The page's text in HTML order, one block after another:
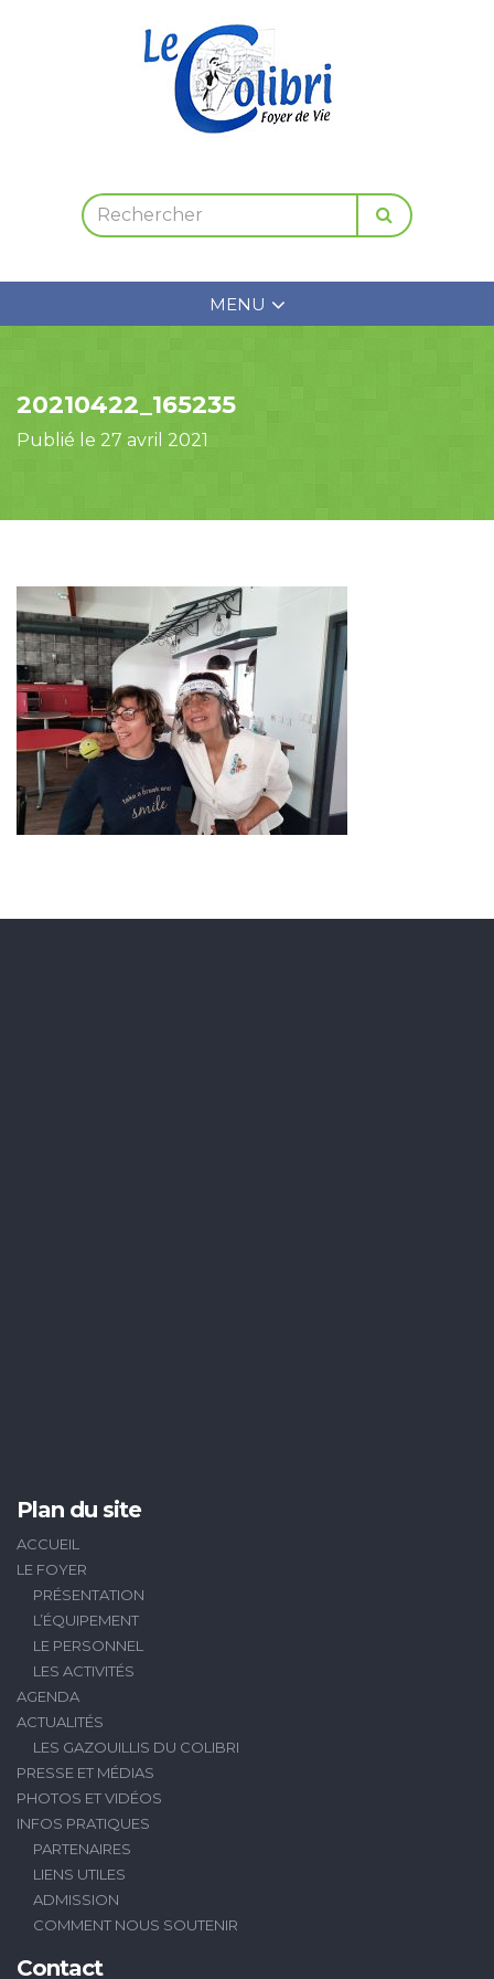
MENU
20210422_165235
Publié le 27 avril 2021
Plan du site
ACCUEIL
LE FOYER
PRÉSENTATION
L’ÉQUIPEMENT
LE PERSONNEL
LES ACTIVITÉS
AGENDA
ACTUALITÉS
LES GAZOUILLIS DU COLIBRI
PRESSE ET MÉDIAS
PHOTOS ET VIDÉOS
INFOS PRATIQUES
PARTENAIRES
LIENS UTILES
ADMISSION
COMMENT NOUS SOUTENIR
Contact